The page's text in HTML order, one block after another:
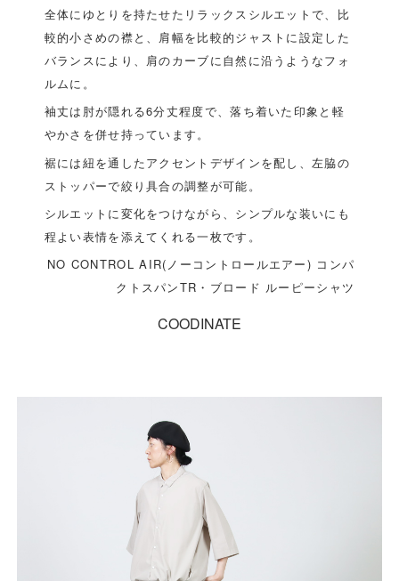
全体にゆとりを持たせたリラックスシルエットで、比
較的小さめの襟と、肩幅を比較的ジャストに設定した
バランスにより、肩のカーブに自然に沿うようなフォ
ルムに。
袖丈は肘が隠れる6分丈程度で、落ち着いた印象と軽
やかさを併せ持っています。
裾には紐を通したアクセントデザインを配し、左脇の
ストッパーで絞り具合の調整が可能。
シルエットに変化をつけながら、シンプルな装いにも
程よい表情を添えてくれる一枚です。
NO CONTROL AIR(ノーコントロールエアー) コンパ
クトスパンTR・ブロード ルーピーシャツ
COODINATE